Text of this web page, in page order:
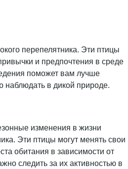
перепелятника. Эти птицы
и предпочтения в среде
поможет вам лучше
наблюдать в дикой природе.
изменения в жизни
Эти птицы могут менять свои
обитания в зависимости от
следить за их активностью в